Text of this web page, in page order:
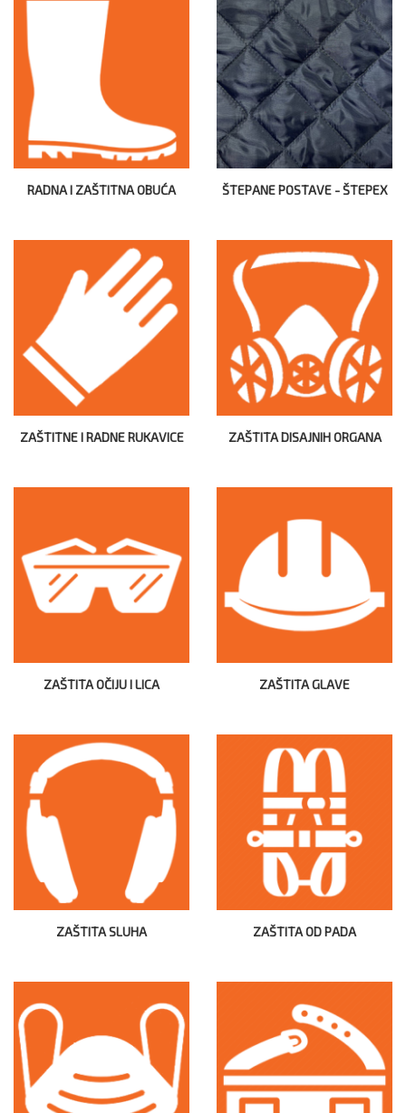
RADNA I ZAŠTITNA OBUĆA ŠTEPANE POSTAVE - ŠTEPEX
ZAŠTITNE I RADNE RUKAVICE ZAŠTITA DISAJNIH ORGANA
ZAŠTITA OČIJU I LICA ZAŠTITA GLAVE
ZAŠTITA SLUHA ZAŠTITA OD PADA